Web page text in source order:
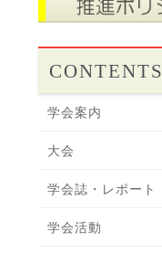
CONTENTS
学会案内
大会
学会誌・レポート
学会活動